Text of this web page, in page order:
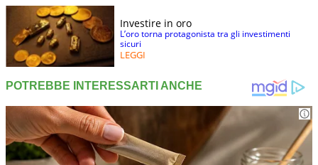
Investire in oro
L’oro torna protagonista tra gli investimenti
sicuri
LEGGI